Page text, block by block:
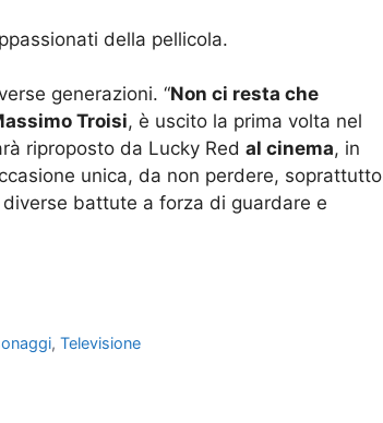
della pellicola.
generazioni. “Non ci resta che
Troisi, è uscito la prima volta nel
riproposto da Lucky Red al cinema, in
unica, da non perdere, soprattutto
battute a forza di guardare e
,Televisione